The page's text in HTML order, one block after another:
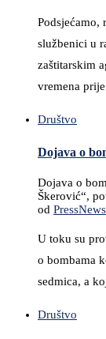
Podsjećamo,
službenici u
zaštitarskim
vremena
Društvo
Dojava o
Dojava o
Škerović“,
od PressNews
U toku su
o bombama
sedmica, a
Društvo